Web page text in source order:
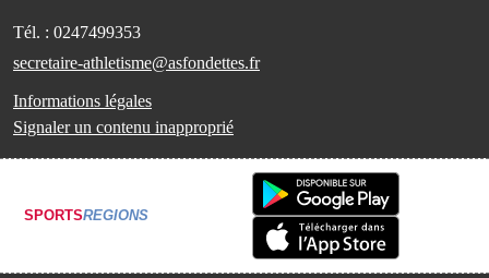
Tél. : 0247499353
secretaire-athletisme@asfondettes.fr
Informations légales
Signaler un contenu inapproprié
SPORTSREGIONS